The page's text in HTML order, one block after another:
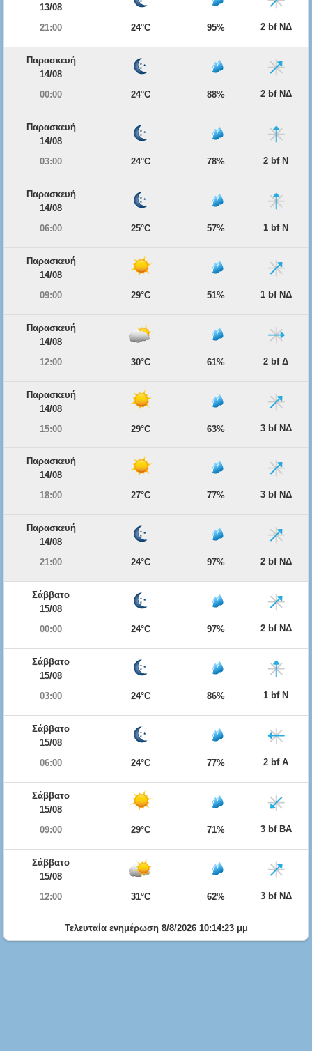
13/08
21:00
24°C 95% 2 bf ΝΔ
Παρασκευή
14/08
00:00
24°C 88% 2 bf ΝΔ
Παρασκευή
14/08
03:00
24°C 78% 2 bf Ν
Παρασκευή
14/08
06:00
25°C 57% 1 bf Ν
Παρασκευή
14/08
09:00
29°C 51% 1 bf ΝΔ
Παρασκευή
14/08
12:00
30°C 61% 2 bf Δ
Παρασκευή
14/08
15:00
29°C 63% 3 bf ΝΔ
Παρασκευή
14/08
18:00
27°C 77% 3 bf ΝΔ
Παρασκευή
14/08
21:00
24°C 97% 2 bf ΝΔ
Σάββατο
15/08
00:00
24°C 97% 2 bf ΝΔ
Σάββατο
15/08
03:00
24°C 86% 1 bf Ν
Σάββατο
15/08
06:00
24°C 77% 2 bf Α
Σάββατο
15/08
09:00
29°C 71% 3 bf ΒΑ
Σάββατο
15/08
12:00
31°C 62% 3 bf ΝΔ
Τελευταία ενημέρωση 8/8/2026 10:14:23 μμ